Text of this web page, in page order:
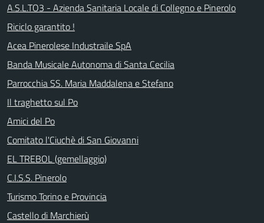
A.S.L.TO3 - Azienda Sanitaria Locale di Collegno e Pinerolo
Riciclo garantito !
Acea Pinerolese Industraile SpA
Banda Musicale Autonoma di Santa Cecilia
Parrocchia SS. Maria Maddalena e Stefano
Il traghetto sul Po
Amici del Po
Comitato l'Ciuchè di San Giovanni
EL TREBOL (gemellaggio)
C.I.S.S. Pinerolo
Turismo Torino e Provincia
Castello di Marchierù